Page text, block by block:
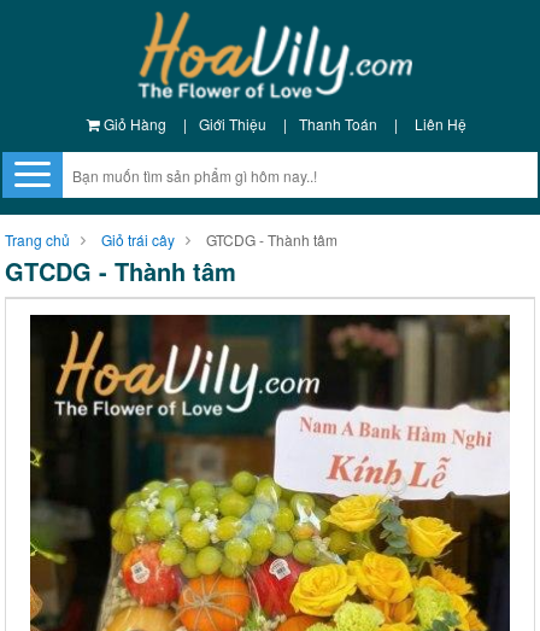
Giỏ Hàng | Giới Thiệu | Thanh Toán | Liên Hệ
Trang chủ Giỏ trái cây GTCDG - Thành tâm
GTCDG - Thành tâm